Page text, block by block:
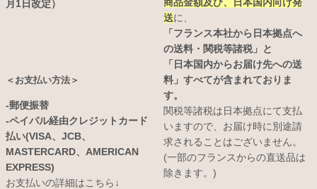
月1日改定）
＜お支払い方法＞
-郵便振替
-ペイパル経由クレジットカード
払い(VISA、JCB、
MASTERCARD、AMERICAN
EXPRESS)
お支払いの詳細はこちら↓
送に、
「フランス本社から日本拠点へ
の送料・関税等諸税」と
「日本国内からお届け先への送
料」すべてが含まれておりま
す。
関税等諸税は日本拠点にて支払
いますので、お届け時に別途請
求されることはございません。
(一部のフランスからの直送品は
除きます。)